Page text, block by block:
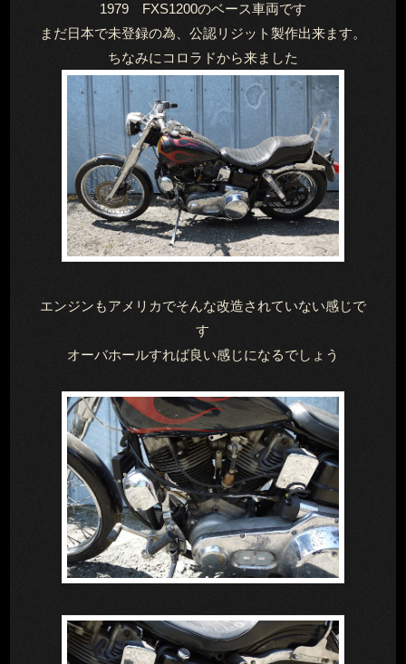
1979 FXS1200のベース車両です
まだ日本で未登録の為、公認リジット製作出来ます。
ちなみにコロラドから来ました
エンジンもアメリカでそんな改造されていない感じで
す
オーバホールすれば良い感じになるでしょう